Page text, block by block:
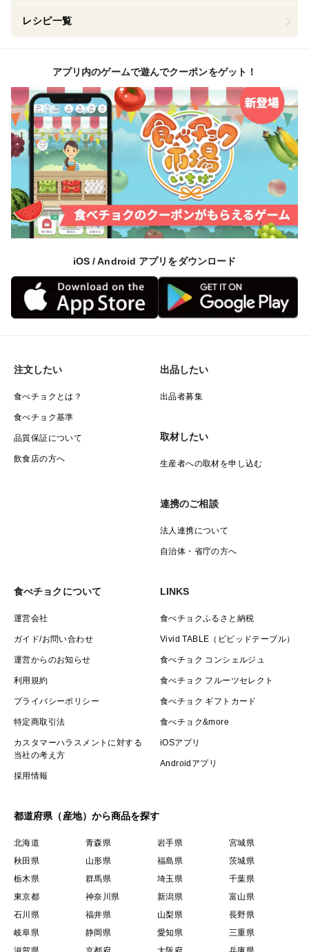
レシピ一覧
アプリ内のゲームで遊んでクーポンをゲット！
iOS / Android アプリをダウンロード
注文したい
食べチョクとは？
食べチョク基準
品質保証について
飲食店の方へ
出品したい
出品者募集
取材したい
生産者への取材を申し込む
連携のご相談
法人連携について
自治体・省庁の方へ
食べチョクについて
運営会社
ガイド/お問い合わせ
運営からのお知らせ
利用規約
プライバシーポリシー
特定商取引法
カスタマーハラスメントに対する
当社の考え方
採用情報
LINKS
食べチョクふるさと納税
Vivid TABLE（ビビッドテーブル）
食べチョク コンシェルジュ
食べチョク フルーツセレクト
食べチョク ギフトカード
食べチョク&more
iOSアプリ
Androidアプリ
都道府県（産地）から商品を探す
北海道 青森県 岩手県
宮城県
秋田県
山形県 福島県
茨城県
栃木県
群馬県 埼玉県
千葉県
東京都
神奈川県 新潟県
富山県
石川県
福井県 山梨県
長野県
岐阜県
静岡県 愛知県
三重県